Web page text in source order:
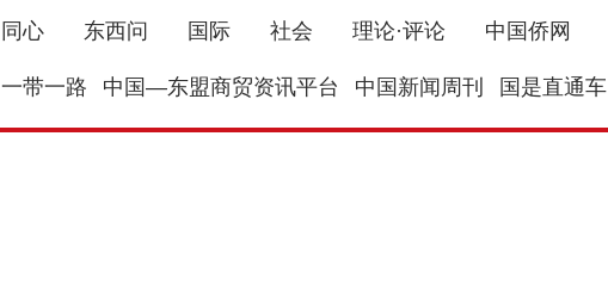
同心 东西问 国际 社会 理论·评论 中国侨网
一带一路 中国—东盟商贸资讯平台 中国新闻周刊 国是直通车